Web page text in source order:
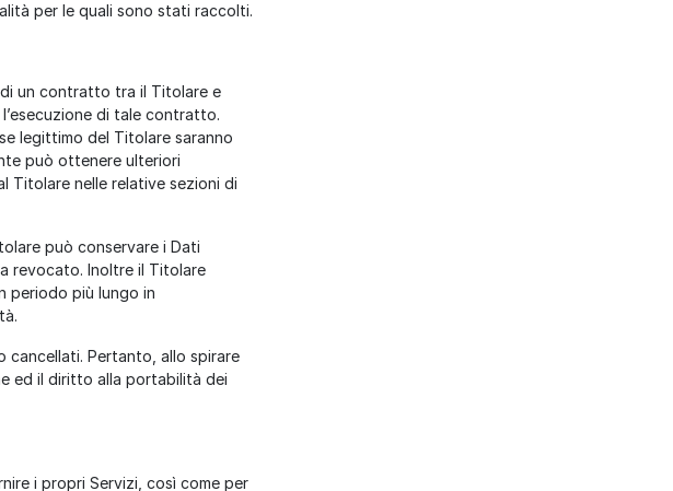
per le quali sono stati raccolti.
un contratto tra il Titolare e
di tale contratto.
legittimo del Titolare saranno
può ottenere ulteriori
Titolare nelle relative sezioni di
può conservare i Dati
revocato. Inoltre il Titolare
periodo più lungo in
cancellati. Pertanto, allo spirare
ed il diritto alla portabilità dei
i propri Servizi, così come per